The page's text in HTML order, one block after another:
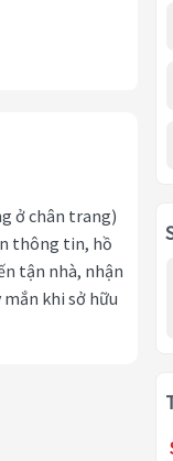
ở chân trang)
thông tin, hồ
tận nhà, nhận
khi sở hữu